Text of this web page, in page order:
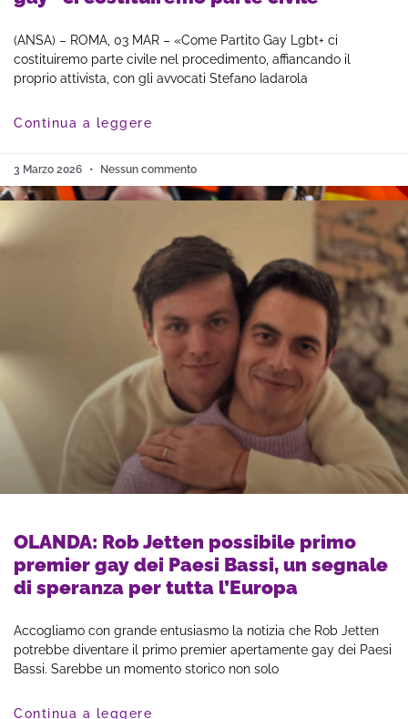
(ANSA) – ROMA, 03 MAR – «Come Partito Gay Lgbt+ ci
costituiremo parte civile nel procedimento, affiancando il
proprio attivista, con gli avvocati Stefano Iadarola
Continua a leggere
3 Marzo 2026 Nessun commento
OLANDA: Rob Jetten possibile primo
premier gay dei Paesi Bassi, un segnale
di speranza per tutta l’Europa
Accogliamo con grande entusiasmo la notizia che Rob Jetten
potrebbe diventare il primo premier apertamente gay dei Paesi
Bassi. Sarebbe un momento storico non solo
Continua a leggere